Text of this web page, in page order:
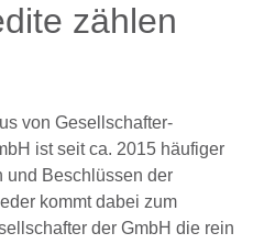
zählen
von Gesellschafter-
ist seit ca. 2015 häufiger
und Beschlüssen der
kommt dabei zum
der GmbH die rein